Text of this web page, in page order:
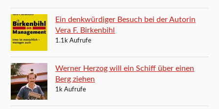
Ein denkwürdiger Besuch bei der Autorin
Vera F. Birkenbihl
1.1k Aufrufe
Werner Herzog will ein Schiff über einen
Berg ziehen
1k Aufrufe